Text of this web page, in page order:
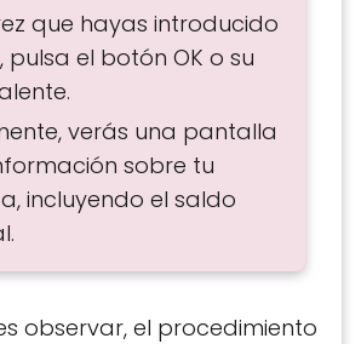
que hayas introducido
pulsa el botón OK o su
verás una pantalla
sobre tu
incluyendo el saldo
observar, el procedimiento